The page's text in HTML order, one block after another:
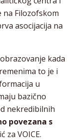
na Filozofskom
asocijacija na
kada
to je i
u
bazično
nekredibilnih
povezana s
za VOICE.